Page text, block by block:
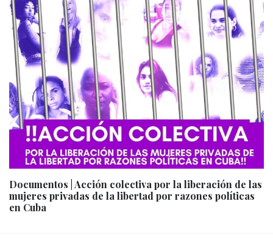
Documentos | Acción colectiva por la liberación de las
mujeres privadas de la libertad por razones políticas
en Cuba